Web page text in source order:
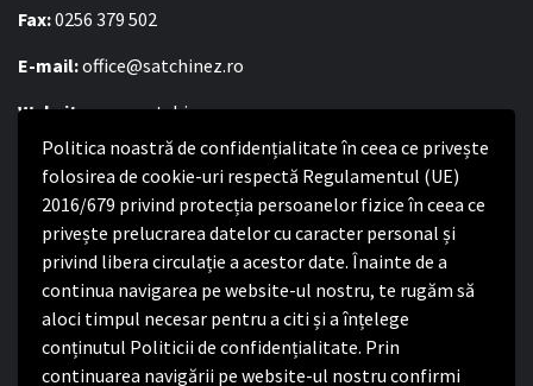
Politica noastră de confidențialitate în ceea ce privește
folosirea de cookie-uri respectă Regulamentul (UE)
2016/679 privind protecția persoanelor fizice în ceea ce
privește prelucrarea datelor cu caracter personal și
privind libera circulație a acestor date. Înainte de a
continua navigarea pe website-ul nostru, te rugăm să
aloci timpul necesar pentru a citi și a înțelege
conținutul Politicii de confidențialitate. Prin
continuarea navigării pe website-ul nostru confirmi
Fax:0256 379 502
E-mail:office@satchinez.ro
Website:www.satchinez.ro
Program cu publicul:
Luni – Joi:8:00-16:30
Vineri:8:00 – 14:00
Politica de confidențialitate
Politica de confidențialitate